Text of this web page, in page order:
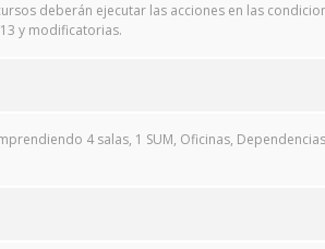
deberán ejecutar las acciones en las
y modificatorias.
4 salas, 1 SUM, Oficinas,